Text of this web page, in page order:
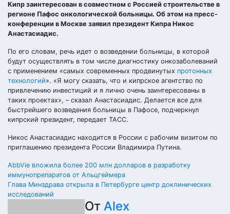
Кипр заинтересован в совместном с Россией строительстве в
регионе Пафос онкологической больницы. Об этом на пресс-
конференции в Москве заявил президент Кипра Никос
Анастасиадис.
По его словам, речь идет о возведении больницы, в которой
будут осуществлять в том числе диагностику онкозаболеваний
с применением «самых современных продвинутых протонных
технологий». «Я могу сказать, что и кипрское агентство по
привлечению инвестиций и я лично очень заинтересованы в
таких проектах», – сказал Анастасиадис. Делается все для
быстрейшего возведения больницы в Пафосе, подчеркнул
кипрский президент, передает ТАСС.
Никос Анастасиадис находится в России с рабочим визитом по
приглашению президента России Владимира Путина.
Навигация
по
AbbVie вложила более 200 млн долларов в разработку
иммунопрепаратов от Альцгеймера
Глава Минздрава открыла в Петербурге центр доклинических
исследований
От Alex